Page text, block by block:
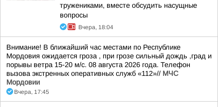
тружениками, вместе обсудить насущные
вопросы
Вчера, 18:04
Внимание! В ближайший час местами по Республике
Мордовия ожидается гроза , при грозе сильный дождь ,град и
порывы ветра 15-20 м/с. 08 августа 2026 года. Телефон
вызова экстренных оперативных служб «112»// МЧС
Мордовии
Вчера, 17:45